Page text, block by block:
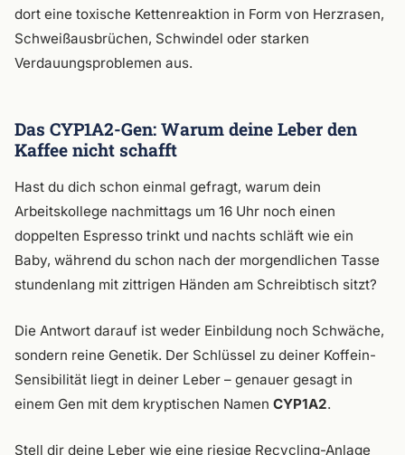
dort eine toxische Kettenreaktion in Form von Herzrasen,
Schweißausbrüchen, Schwindel oder starken
Verdauungsproblemen aus.
Das CYP1A2-Gen: Warum deine Leber den
Kaffee nicht schafft
Hast du dich schon einmal gefragt, warum dein
Arbeitskollege nachmittags um 16 Uhr noch einen
doppelten Espresso trinkt und nachts schläft wie ein
Baby, während du schon nach der morgendlichen Tasse
stundenlang mit zittrigen Händen am Schreibtisch sitzt?
Die Antwort darauf ist weder Einbildung noch Schwäche,
sondern reine Genetik. Der Schlüssel zu deiner Koffein-
Sensibilität liegt in deiner Leber – genauer gesagt in
einem Gen mit dem kryptischen Namen CYP1A2.
Stell dir deine Leber wie eine riesige Recycling-Anlage